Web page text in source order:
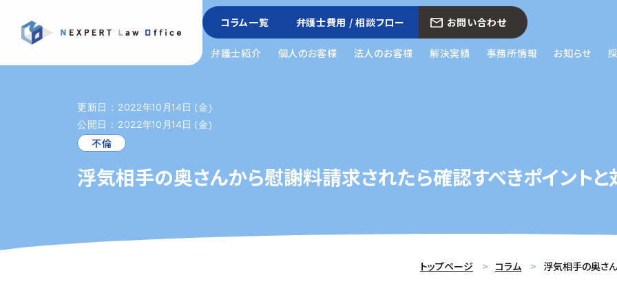
コラム一覧 弁護士費用 / 相談フロー お問い合わせ
弁護士紹介 個人のお客様 法人のお客様 解決実績 事務所情報 お知らせ
更新日：2022年10月14日 (金)
公開日：2022年10月14日 (金)
不倫
浮気相手の奥さんから慰謝料請求されたら確認すべきポイント
トップページ コラム 浮気相手の奥さ